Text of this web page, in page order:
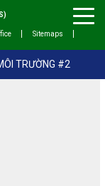
Sitemaps
TRƯỜNG #2